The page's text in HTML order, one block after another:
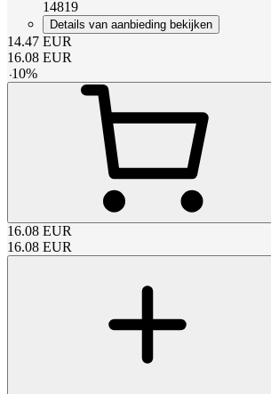
14819
Details van aanbieding bekijken
14.47 EUR
16.08 EUR
-10%
16.08 EUR
16.08 EUR